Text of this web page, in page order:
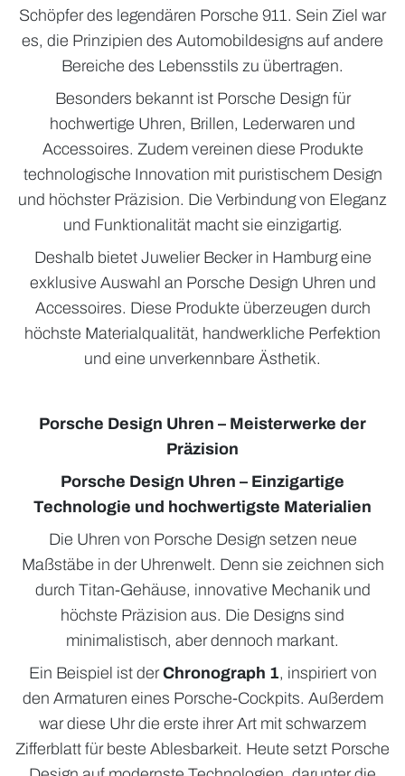
Schöpfer des legendären Porsche 911. Sein Ziel war
es, die Prinzipien des Automobildesigns auf andere
Bereiche des Lebensstils zu übertragen.
Besonders bekannt ist Porsche Design für
hochwertige Uhren, Brillen, Lederwaren und
Accessoires. Zudem vereinen diese Produkte
technologische Innovation mit puristischem Design
und höchster Präzision. Die Verbindung von Eleganz
und Funktionalität macht sie einzigartig.
Deshalb bietet Juwelier Becker in Hamburg eine
exklusive Auswahl an Porsche Design Uhren und
Accessoires. Diese Produkte überzeugen durch
höchste Materialqualität, handwerkliche Perfektion
und eine unverkennbare Ästhetik.
Porsche Design Uhren – Meisterwerke der
Präzision
Porsche Design Uhren – Einzigartige
Technologie und hochwertigste Materialien
Die Uhren von Porsche Design setzen neue
Maßstäbe in der Uhrenwelt. Denn sie zeichnen sich
durch Titan-Gehäuse, innovative Mechanik und
höchste Präzision aus. Die Designs sind
minimalistisch, aber dennoch markant.
Ein Beispiel ist derChronograph 1, inspiriert von
den Armaturen eines Porsche-Cockpits. Außerdem
war diese Uhr die erste ihrer Art mit schwarzem
Zifferblatt für beste Ablesbarkeit. Heute setzt Porsche